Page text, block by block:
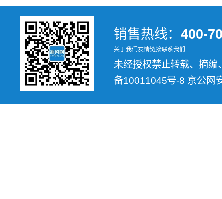
销售热线： 400-
关于我们 友情链接联系我们
未经授权禁止转载、摘
备10011045号-8 京公网